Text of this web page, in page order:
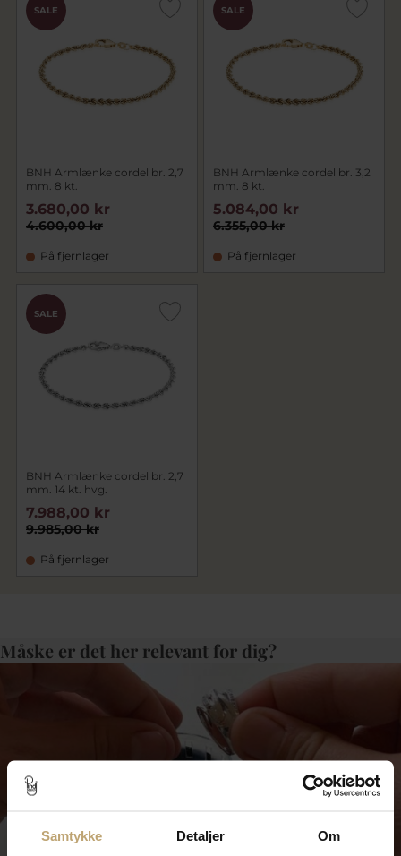
Samtykke Detaljer Om
SALE
BNH Armlænke cordel br. 2,7
mm. 8 kt.
4.600,00 kr
3.680,00 kr
På fjernlager
SALE
BNH Armlænke cordel br. 3,2
mm. 8 kt.
6.355,00 kr
5.084,00 kr
På fjernlager
SALE
BNH Armlænke cordel br. 2,7
mm. 14 kt. hvg.
9.985,00 kr
7.988,00 kr
På fjernlager
Måske er det her relevant for dig?